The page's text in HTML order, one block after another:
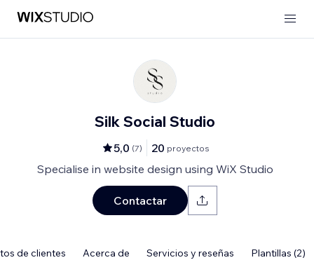
Silk Social Studio
5,0 (7) 20 proyectos
Specialise in website design using WiX Studio
Contactar
de clientes Acerca de Servicios y reseñas Plantillas (2)